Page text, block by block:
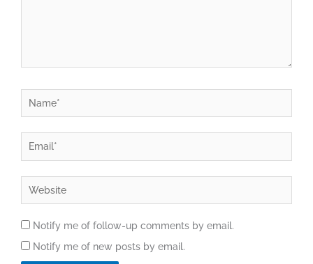
Notify me of follow-up comments by email.
Notify me of new posts by email.